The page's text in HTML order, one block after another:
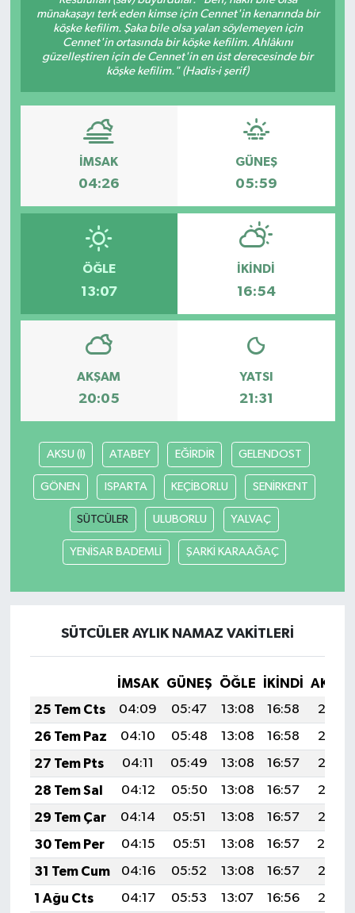
münakaşayı terk eden kimse için Cennet'in kenarında bir
köşke kefilim. Şaka bile olsa yalan söylemeyen için
Cennet'in ortasında bir köşke kefilim. Ahlâkını
güzelleştiren için de Cennet'in en üst derecesinde bir
köşke kefilim." (Hadis-i şerif)
İMSAK
04:26
GÜNEŞ
05:59
ÖĞLE
13:07
İKINDI
16:54
AKŞAM
20:05
YATSI
21:31
AKSU (I) ATABEY EĞİRDİR GELENDOST
GÖNEN ISPARTA KEÇİBORLU SENİRKENT
SÜTCÜLER ULUBORLU YALVAÇ
YENİSAR BADEMLİ ŞARKİ KARAAĞAÇ
SÜTCÜLER AYLIK NAMAZ VAKITLERI
İMSAK GÜNEŞ ÖĞLE İKINDI
25 Tem Cts
04:09 05:47 13:08 16:58
20:18
26 Tem Paz
04:10 05:48 13:08 16:58
20:17
27 Tem Pts
04:11 05:49 13:08 16:57
20:16
28 Tem Sal
04:12 05:50 13:08 16:57
20:16
29 Tem Çar
04:14 05:51 13:08 16:57
20:15
30 Tem Per
04:15 05:51 13:08 16:57
20:14
31 Tem Cum
04:16 05:52 13:08 16:57
20:13
1 Ağu Cts
04:17 05:53 13:07 16:56
20:12